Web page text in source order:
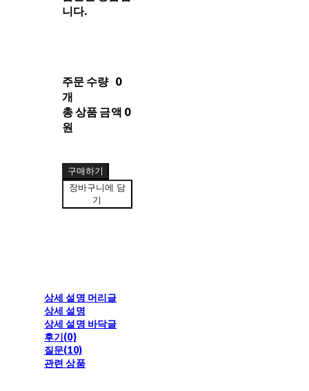
니다.
주문 수량 0
개
총 상품 금액 0
원
구매하기
장바구니에 담
기
상세 설명 머리글
상세 설명
상세 설명 바닥글
후기(0)
질문(10)
관련 상품